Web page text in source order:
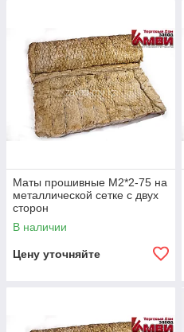
Маты прошивные М2*2-75 на
металлической сетке с двух
сторон
В наличии
Цену уточняйте